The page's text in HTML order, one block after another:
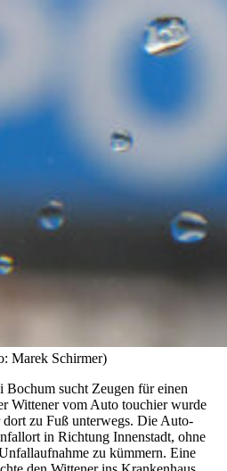
Marek Schirmer)
Bochum sucht Zeugen für einen
Wittener vom Auto touchier wurde
dort zu Fuß unter­wegs. Die Auto­
in Richtung Innen­stadt, ohne
zu kümmern. Eine